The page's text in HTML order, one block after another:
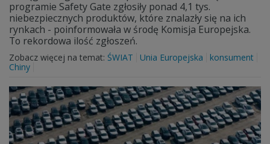
programie Safety Gate zgłosiły ponad 4,1 tys.
niebezpiecznych produktów, które znalazły się na ich
rynkach - poinformowała w środę Komisja Europejska.
To rekordowa ilość zgłoszeń.
Zobacz więcej na temat: ŚWIAT Unia Europejska
konsument
Chiny